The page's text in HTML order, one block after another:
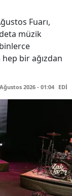
Fuarı,
müzik
bir ağızdan
2026 - 01:04